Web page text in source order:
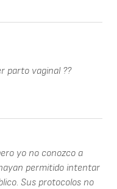
parto vaginal ??
yo no conozco a
permitido intentar
Sus protocolos no